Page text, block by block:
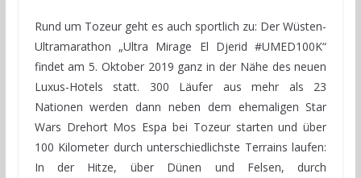
Rund um Tozeur geht es auch sportlich zu: Der Wüsten-
Ultramarathon „Ultra Mirage El Djerid #UMED100K“
findet am 5. Oktober 2019 ganz in der Nähe des neuen
Luxus-Hotels statt. 300 Läufer aus mehr als 23
Nationen werden dann neben dem ehemaligen Star
Wars Drehort Mos Espa bei Tozeur starten und über
100 Kilometer durch unterschiedlichste Terrains laufen:
In der Hitze, über Dünen und Felsen, durch